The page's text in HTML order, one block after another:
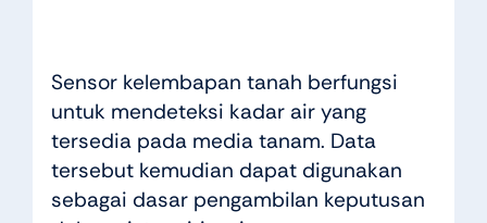
Sensor kelembapan tanah berfungsi
untuk mendeteksi kadar air yang
tersedia pada media tanam. Data
tersebut kemudian dapat digunakan
sebagai dasar pengambilan keputusan